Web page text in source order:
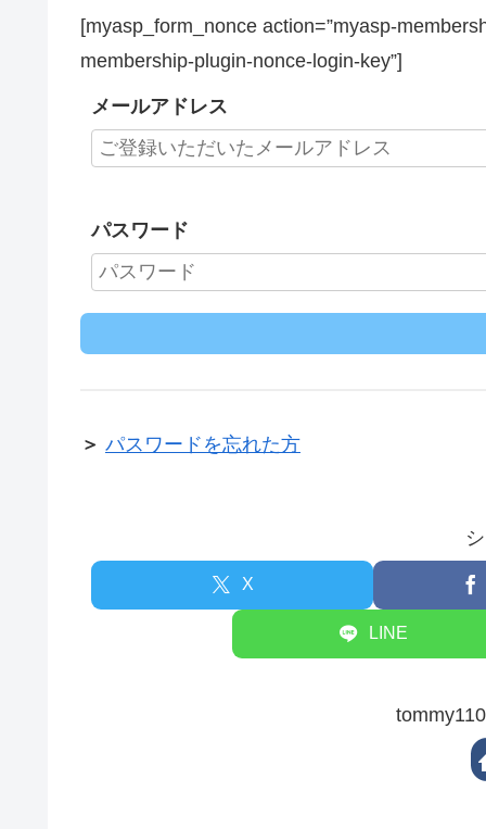
[myasp_form_nonce action=”myasp-
membership-plugin-nonce-login-key”]
メールアドレス
パスワード
＞ パスワードを忘れた方
X
LINE